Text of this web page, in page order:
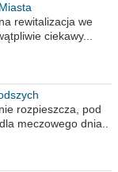
rewitalizacja we
ciekawy...
rozpieszcza, pod
meczowego dnia..